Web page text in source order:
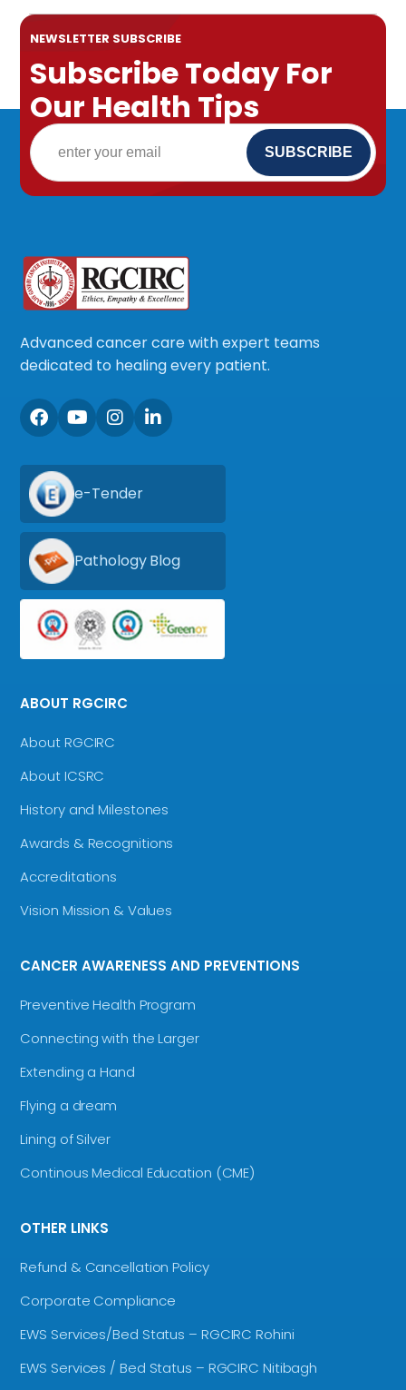
NEWSLETTER SUBSCRIBE
Subscribe Today For
Our Health Tips
Advanced cancer care with expert teams
dedicated to healing every patient.
e-Tender
Pathology Blog
ABOUT RGCIRC
About RGCIRC
About ICSRC
History and Milestones
Awards & Recognitions
Accreditations
Vision Mission & Values
CANCER AWARENESS AND PREVENTIONS
Preventive Health Program
Connecting with the Larger
Extending a Hand
Flying a dream
Lining of Silver
Continous Medical Education (CME)
OTHER LINKS
Refund & Cancellation Policy
Corporate Compliance
EWS Services/Bed Status – RGCIRC Rohini
EWS Services / Bed Status – RGCIRC Nitibagh